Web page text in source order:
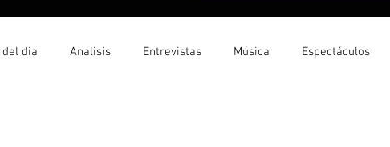
del dia Analisis Entrevistas Música Espectáculos
Al Cabo Notic